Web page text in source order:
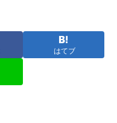
はてブ